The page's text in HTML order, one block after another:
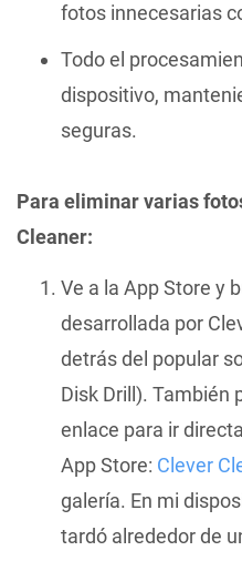
fotos innecesarias
Todo el
dispositivo,
seguras.
Para eliminar varias
Cleaner:
Ve a la App Store y
desarrollada por
detrás del popular
Disk Drill). También
enlace para ir
App Store: Clever
galería. En mi
tardó alrededor de